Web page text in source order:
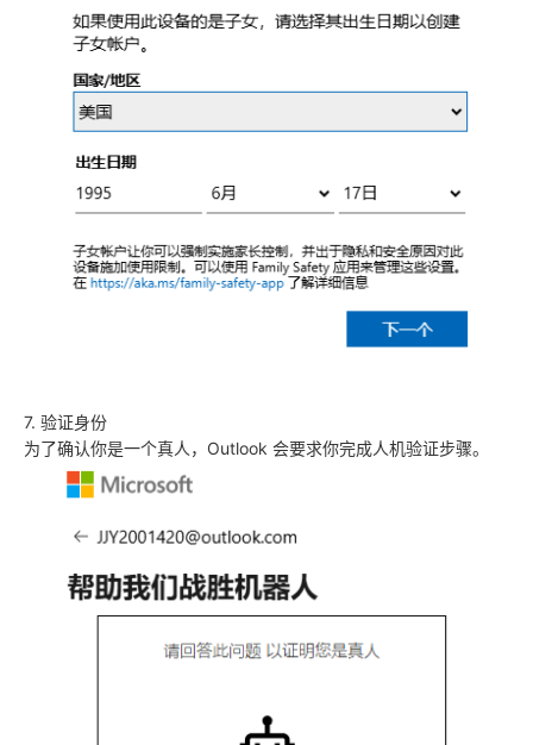
7. 验证身份
为了确认你是一个真人，Outlook 会要求你完成人机验证步骤。